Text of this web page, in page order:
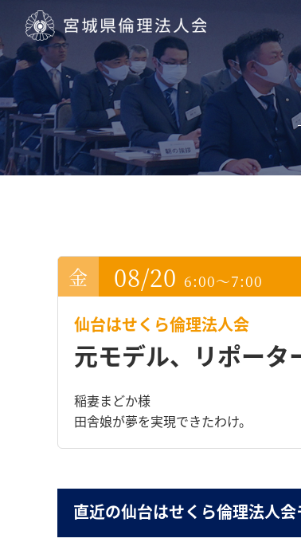
宮城県倫理法人会
08/20 6:00～7:00
仙台はせくら倫理法人会
元モデル、リポータ
稲妻まどか様
田舎娘が夢を実現できたわけ。
直近の仙台はせくら倫理法人